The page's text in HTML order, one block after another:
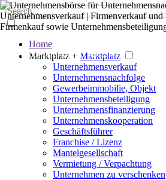
Der große Marktplatz für Unternehmen
Home
Marktplatz + Marktplatz
Unternehmensverkauf
Unternehmensnachfolge
Gewerbeimmobilie, Objekt
Unternehmensbeteiligung
Unternehmensfinanzierung
Unternehmenskooperation
Geschäftsführer
Franchise / Lizenz
Mantelgesellschaft
Vermietung / Verpachtung
Unternehmen zu verschenken